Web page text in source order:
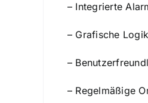
– Integrierte
– Grafische Logik
–
– Regelmäßige